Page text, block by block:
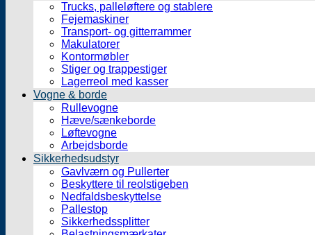
Trucks, palleløftere og stablere
Fejemaskiner
Transport- og gitterrammer
Makulatorer
Kontormøbler
Stiger og trappestiger
Lagerreol med kasser
Vogne & borde
Rullevogne
Hæve/sænkeborde
Løftevogne
Arbejdsborde
Sikkerhedsudstyr
Gavlværn og Pullerter
Beskyttere til reolstigeben
Nedfaldsbeskyttelse
Pallestop
Sikkerhedssplitter